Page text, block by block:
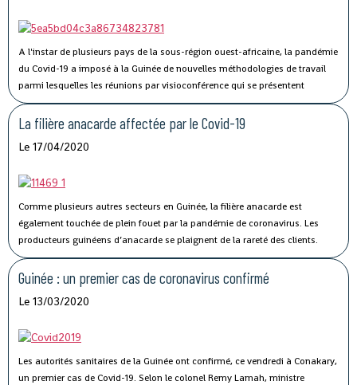
A l'instar de plusieurs pays de la sous-région ouest-africaine, la pandémie
du Covid-19 a imposé à la Guinée de nouvelles méthodologies de travail
parmi lesquelles les réunions par visioconférence qui se présentent
comme un véritable défi technologique pour les autorités guinéennes.
La filière anacarde affectée par le Covid-19
Le 17/04/2020
Comme plusieurs autres secteurs en Guinée, la filière anacarde est
également touchée de plein fouet par la pandémie de coronavirus. Les
producteurs guinéens d’anacarde se plaignent de la rareté des clients.
Lancée le 02 avril dernier, par le ministère du Commerce, la campagne de
commercialisation de l’anacarde n’a pas connu son affluence habituelle à
cause de la crise sanitaire qui secoue le monde.
Guinée : un premier cas de coronavirus confirmé
Le 13/03/2020
Les autorités sanitaires de la Guinée ont confirmé, ce vendredi à Conakary,
un premier cas de Covid-19. Selon le colonel Remy Lamah, ministre